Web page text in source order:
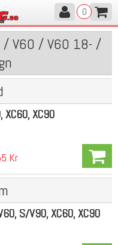
0
/ V60 / V60 18- /
XC90
Kr
S/V90, XC60, XC90